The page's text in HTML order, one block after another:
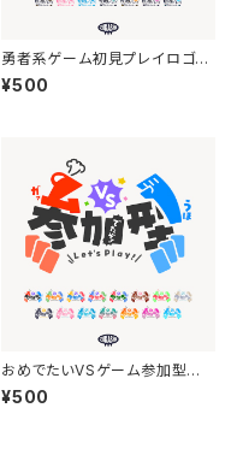
勇者系ゲーム初見プレイロゴ
【サムネ素材】
¥500
おめでたいVSゲーム参加型ロ
ゴ【フリー素材・サムネ素材】
¥500